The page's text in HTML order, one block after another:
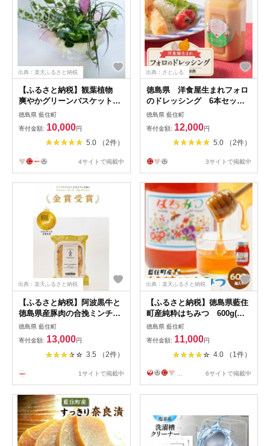
出典：楽天ふるさと納税
【ふるさと納税】観葉植物
爽やかグリーンバスケット
【1116516】
徳島県 藍住町
寄付金額: 10,000円
5.0 （2件）
4サイトで掲載中
出典：さとふる
徳島県 洋食屋生まれフォロ
のドレッシング 6本セッ
ト レストランメイドの味を
ご家庭で!
徳島県 藍住町
寄付金額: 12,000円
5.0 （2件）
3サイトで掲載中
出典：楽天ふるさと納税
【ふるさと納税】阿波黒牛と
徳島県産豚肉の合挽ミンチの
チーズとろける濃厚ラザニア
【配送不可地域：離島】
【1422980】
徳島県 藍住町
寄付金額: 13,000円
3.5 （2件）
1サイトで掲載中
出典：楽天ふるさと納税
【ふるさと納税】徳島県藍住
町産純粋はちみつ 600g(箱
入り)【1133286】
徳島県 藍住町
寄付金額: 11,000円
4.0 （1件）
6サイトで掲載中